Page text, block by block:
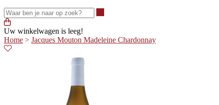
Uw winkelwagen is leeg!
Home > Jacques Mouton Madeleine Chardonnay